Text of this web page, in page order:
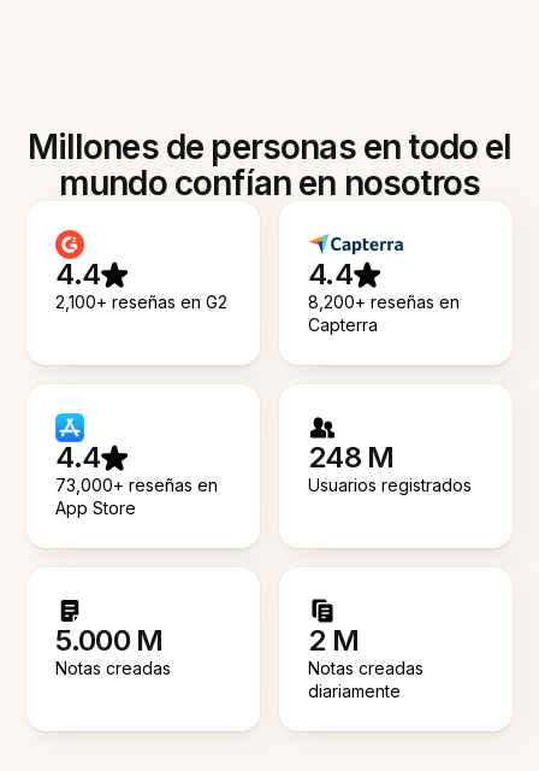
Millones de personas en todo el
mundo confían en nosotros
4.4
2,100+ reseñas en G2
4.4
8,200+ reseñas en
Capterra
4.4
73,000+ reseñas en
App Store
248 M
Usuarios registrados
5.000 M
Notas creadas
2 M
Notas creadas
diariamente